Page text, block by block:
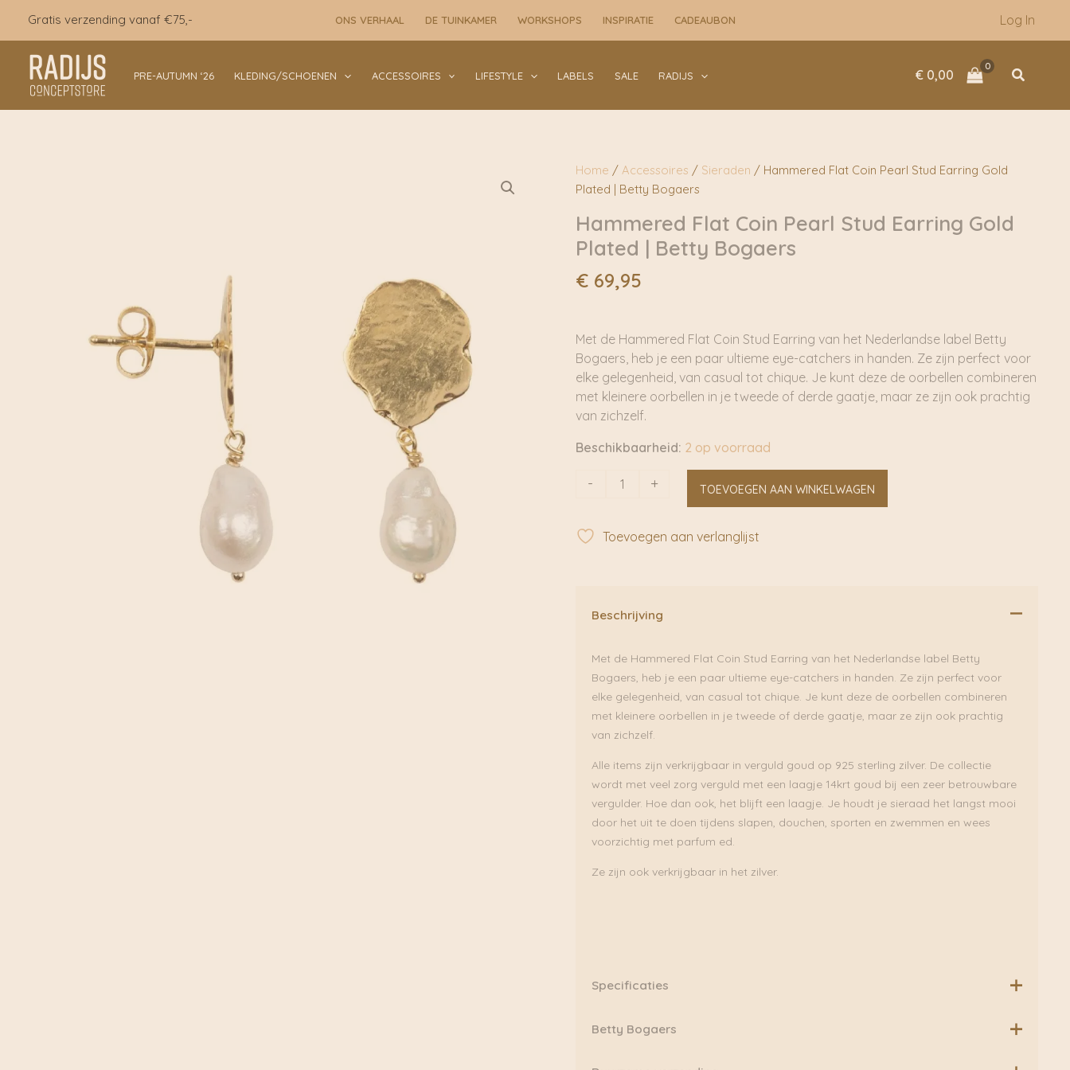
inhoud
Gratis verzending vanaf €75,- ONS VERHAAL DE TUINKAMER WORKSHOPS INSPIRATIE CADEAUBON Log In
PRE-AUTUMN ‘26 KLEDING/SCHOENEN ACCESSOIRES LIFESTYLE LABELS SALE RADIJS € 0,00 Zoeken
Home / Accessoires / Sieraden / Hammered Flat Coin Pearl Stud Earring Gold
Plated | Betty Bogaers
Hammered Flat Coin Pearl Stud Earring Gold
Plated | Betty Bogaers
€69,95
Met de Hammered Flat Coin Stud Earring van het Nederlandse label Betty
Bogaers, heb je een paar ultieme eye-catchers in handen. Ze zijn perfect voor
elke gelegenheid, van casual tot chique. Je kunt deze de oorbellen combineren
met kleinere oorbellen in je tweede of derde gaatje, maar ze zijn ook prachtig
van zichzelf.
Beschikbaarheid: 2 op voorraad
-
Hammered
Pearl
Plated
aantal
+ TOEVOEGEN AAN WINKELWAGEN
Toevoegen aan verlanglijst
Beschrijving
Met de Hammered Flat Coin Stud Earring van het Nederlandse label Betty
Bogaers, heb je een paar ultieme eye-catchers in handen. Ze zijn perfect voor
elke gelegenheid, van casual tot chique. Je kunt deze de oorbellen combineren
met kleinere oorbellen in je tweede of derde gaatje, maar ze zijn ook prachtig
van zichzelf.
Alle items zijn verkrijgbaar in verguld goud op 925 sterling zilver. De collectie
wordt met veel zorg verguld met een laagje 14krt goud bij een zeer betrouwbare
vergulder. Hoe dan ook, het blijft een laagje. Je houdt je sieraad het langst mooi
door het uit te doen tijdens slapen, douchen, sporten en zwemmen en wees
voorzichtig met parfum ed.
Ze zijn ook verkrijgbaar in het zilver.
Specificaties
Materiaal: 925 Sterling zilver met 1 micron laag 14krt goud
Handgemaakt in Bali
Betty Bogaers
Pearl
Stud
Gold
|
aantal